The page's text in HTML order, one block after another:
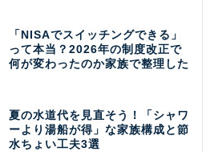
「NISAでスイッチングできる」
って本当？2026年の制度改正で
何が変わったのか家族で整理した
夏の水道代を見直そう！「シャワ
ーより湯船が得」な家族構成と節
水ちょい工夫3選